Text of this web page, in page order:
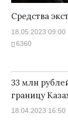
Средства
18.05.2023 09:00
6360
33 млн
границу
18.04.2023 16:50